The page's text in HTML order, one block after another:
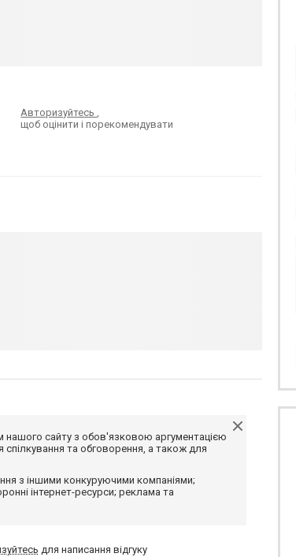
Авторизуйтесь,
щоб оцінити і порекомендувати
нашого сайту з обов'язковою аргументацією
та обговорення, а також для
з іншими конкуруючими компаніями;
інтернет-ресурси; реклама та
для написання відгуку